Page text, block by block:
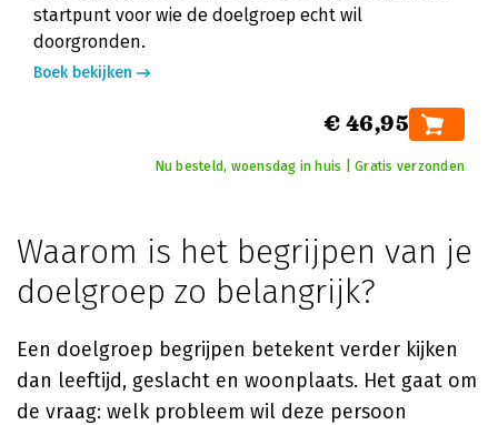
startpunt voor wie de doelgroep echt wil
doorgronden.
Boek bekijken
€ 46,95
Nu besteld, woensdag in huis | Gratis verzonden
Waarom is het begrijpen van je
doelgroep zo belangrijk?
Een doelgroep begrijpen betekent verder kijken
dan leeftijd, geslacht en woonplaats. Het gaat om
de vraag: welk probleem wil deze persoon